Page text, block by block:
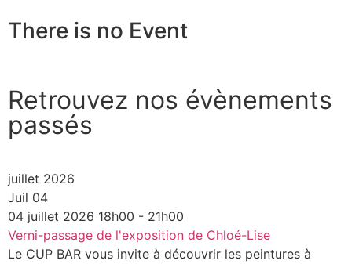
There is no Event
Retrouvez nos évènements
passés
juillet 2026
Juil 04
04 juillet 2026 18h00 - 21h00
Verni-passage de l'exposition de Chloé-Lise
Le CUP BAR vous invite à découvrir les peintures à